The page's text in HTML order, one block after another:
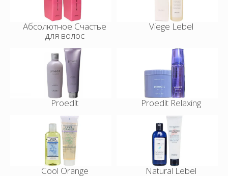
Абсолютное Счастье
для волос
Viege Lebel
Proedit Proedit Relaxing
Cool Orange Natural Lebel